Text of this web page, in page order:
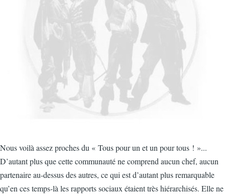
Nous voilà assez proches du « Tous pour un et un pour tous ! »...
D’autant plus que cette communauté ne comprend aucun chef, aucun
partenaire au-dessus des autres, ce qui est d’autant plus remarquable
qu’en ces temps-là les rapports sociaux étaient très hiérarchisés. Elle ne